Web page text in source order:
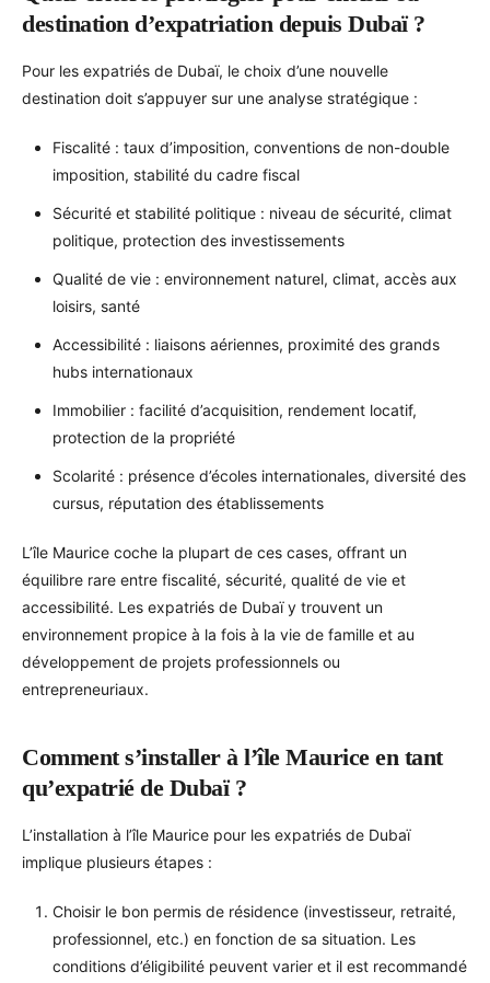
destination d’expatriation depuis Dubaï ?
Pour les expatriés de Dubaï, le choix d’une nouvelle
destination doit s’appuyer sur une analyse stratégique :
Fiscalité : taux d’imposition, conventions de non-double
imposition, stabilité du cadre fiscal
Sécurité et stabilité politique : niveau de sécurité, climat
politique, protection des investissements
Qualité de vie : environnement naturel, climat, accès aux
loisirs, santé
Accessibilité : liaisons aériennes, proximité des grands
hubs internationaux
Immobilier : facilité d’acquisition, rendement locatif,
protection de la propriété
Scolarité : présence d’écoles internationales, diversité des
cursus, réputation des établissements
L’île Maurice coche la plupart de ces cases, offrant un
équilibre rare entre fiscalité, sécurité, qualité de vie et
accessibilité. Les expatriés de Dubaï y trouvent un
environnement propice à la fois à la vie de famille et au
développement de projets professionnels ou
entrepreneuriaux.
Comment s’installer à l’île Maurice en tant
qu’expatrié de Dubaï ?
L’installation à l’île Maurice pour les expatriés de Dubaï
implique plusieurs étapes :
Choisir le bon permis de résidence (investisseur, retraité,
professionnel, etc.) en fonction de sa situation. Les
conditions d’éligibilité peuvent varier et il est recommandé